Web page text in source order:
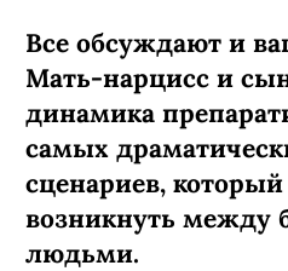
Все обсуждают и
Мать-нарцисс и
динамика
самых
сценариев,
возникнуть между
людьми.